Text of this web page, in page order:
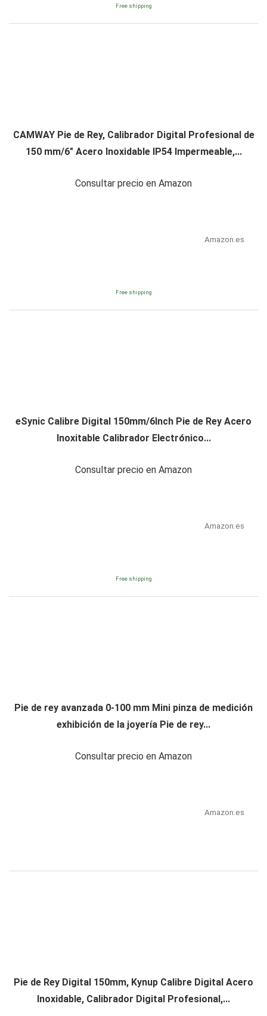
Free shipping
CAMWAY Pie de Rey, Calibrador Digital Profesional de
150 mm/6" Acero Inoxidable IP54 Impermeable,...
Consultar precio en Amazon
Amazon.es
Free shipping
eSynic Calibre Digital 150mm/6Inch Pie de Rey Acero
Inoxitable Calibrador Electrónico...
Consultar precio en Amazon
Amazon.es
Free shipping
Pie de rey avanzada 0-100 mm Mini pinza de medición
exhibición de la joyería Pie de rey...
Consultar precio en Amazon
Amazon.es
Pie de Rey Digital 150mm, Kynup Calibre Digital Acero
Inoxidable, Calibrador Digital Profesional,...